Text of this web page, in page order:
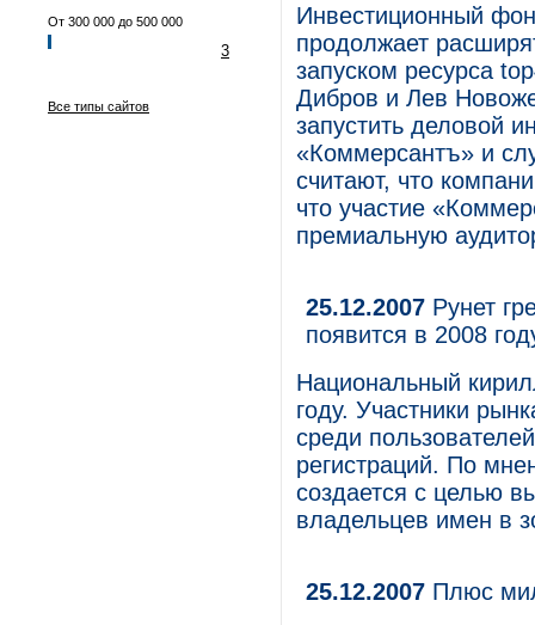
От 300 000 до 500 000
3
Все типы сайтов
Инвестиционный
продолжает
запуском ресурса
Дибров и Лев
запустить деловой
«Коммерсантъ» и
считают, что
что участие
премиальную
25.12.2007 Рунет
появится в 2008
Национальный
году. Участники
среди
регистраций. По
создается с целью
владельцев имен в
25.12.2007 Плюс